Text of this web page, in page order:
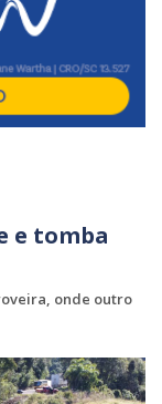
e tomba
onde outro